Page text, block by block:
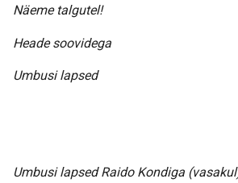
Näeme talgutel!
Heade soovidega
Umbusi lapsed
Umbusi lapsed Raido Kondiga